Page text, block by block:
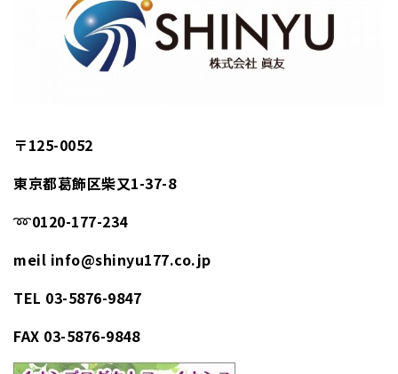
〒125-0052
東京都葛飾区柴又1-37-8
➿0120-177-234
meil info@shinyu177.co.jp
TEL 03-5876-9847
FAX 03-5876-9848